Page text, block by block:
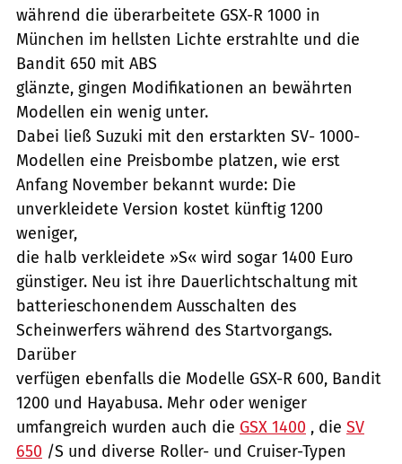
während die überarbeitete GSX-R 1000 in
München im hellsten Lichte erstrahlte und die
Bandit 650 mit ABS
glänzte, gingen Modifikationen an bewährten
Modellen ein wenig unter.
Dabei ließ Suzuki mit den erstarkten SV- 1000-
Modellen eine Preisbombe platzen, wie erst
Anfang November bekannt wurde: Die
unverkleidete Version kostet künftig 1200
weniger,
die halb verkleidete »S« wird sogar 1400 Euro
günstiger. Neu ist ihre Dauerlichtschaltung mit
batterieschonendem Ausschalten des
Scheinwerfers während des Startvorgangs.
Darüber
verfügen ebenfalls die Modelle GSX-R 600, Bandit
1200 und Hayabusa. Mehr oder weniger
umfangreich wurden auch die GSX 1400 , die SV
650 /S und diverse Roller- und Cruiser-Typen